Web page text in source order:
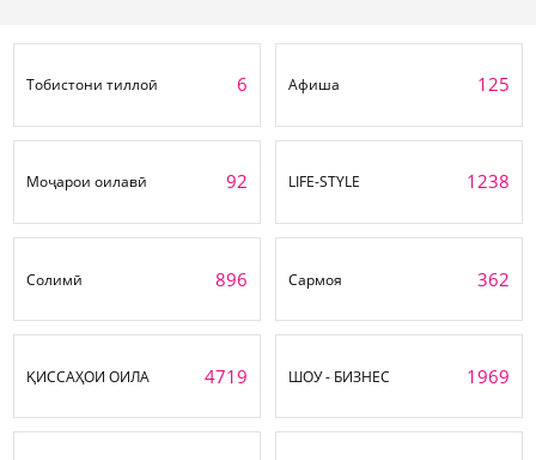
Тобистони тиллоӣ 6 Афиша 125
Моҷарои оилавӣ 92 LIFE-STYLE 1238
Солимӣ 896 Сармоя 362
ҚИССАҲОИ ОИЛА 4719 ШОУ - БИЗНЕС 1969